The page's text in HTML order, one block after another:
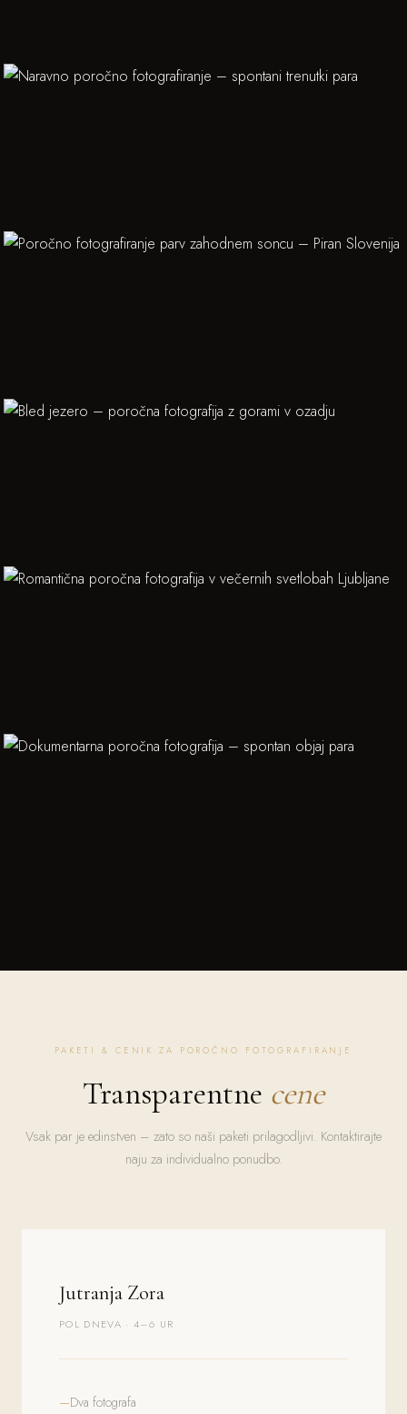
PAKETI & CENIK ZA POROČNO FOTOGRAFIRANJE
Transparentne cene
Vsak par je edinstven – zato so naši paketi prilagodljivi. Kontaktirajte
naju za individualno ponudbo.
Jutranja Zora
POL DNEVA · 4–6 UR
Dva fotografa